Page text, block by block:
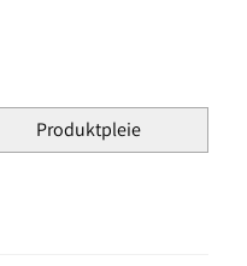
Produktpleie